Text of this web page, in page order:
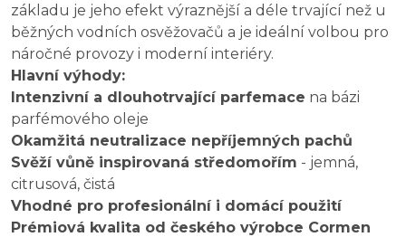
základu je jeho efekt výraznější a déle trvající než u
běžných vodních osvěžovačů a je ideální volbou pro
náročné provozy i moderní interiéry.
Hlavní výhody:
Intenzivní a dlouhotrvající parfemace na bázi
parfémového oleje
Okamžitá neutralizace nepříjemných pachů
Svěží vůně inspirovaná středomořím - jemná,
citrusová, čistá
Vhodné pro profesionální i domácí použití
Prémiová kvalita od českého výrobce Cormen